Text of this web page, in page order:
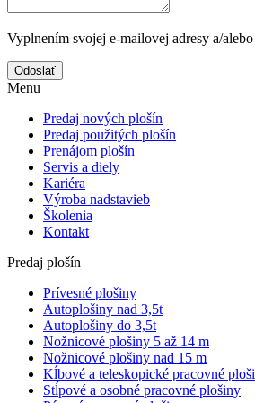
Vyplnením svojej e-mailovej adresy a/
Odoslať
Menu
Predaj nových plošín
Predaj použitých plošín
Prenájom plošín
Servis a diely
Kariéra
Výroba nadstavieb
Školenia
Kontakt
Predaj plošín
Prívesné plošiny
Autoplošiny nad 3,5t
Autoplošiny do 3,5t
Nožnicové plošiny 5 až 14 m
Nožnicové plošiny nad 15 m
Kĺbové a teleskopické pracovné
Stĺpové a osobné pracovné plošiny